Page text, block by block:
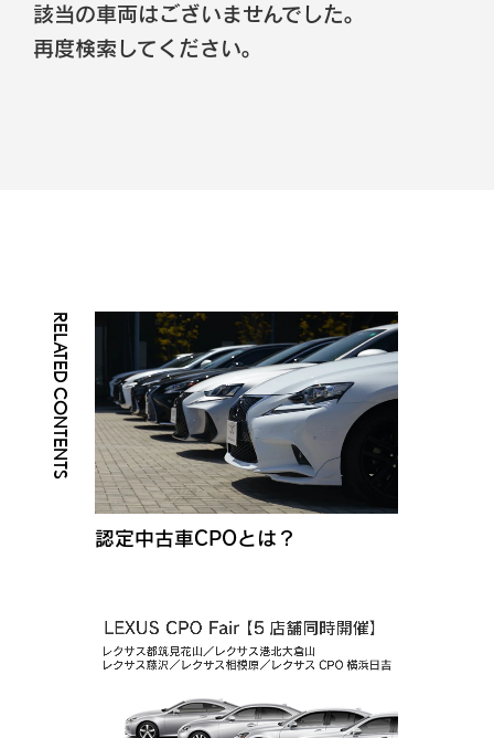
該当の車両はございませんでした。
再度検索してください。
RELATED CONTENTS
認定中古車CPOとは？